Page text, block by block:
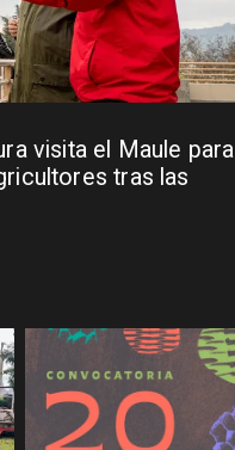
visita el Maule para
tras las